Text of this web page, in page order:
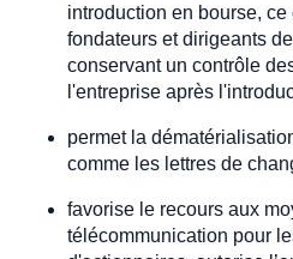
introduction en bourse,
fondateurs et dirigeants
conservant un contrôle
l'entreprise après
permet la
comme les lettres de
favorise le recours aux
télécommunication pour